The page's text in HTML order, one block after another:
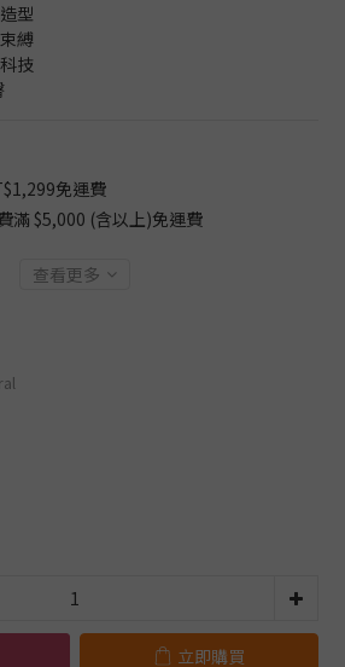
型
縛
技
免運費
滿 $5,000 (含以上)免運費
查看更多
立即購買